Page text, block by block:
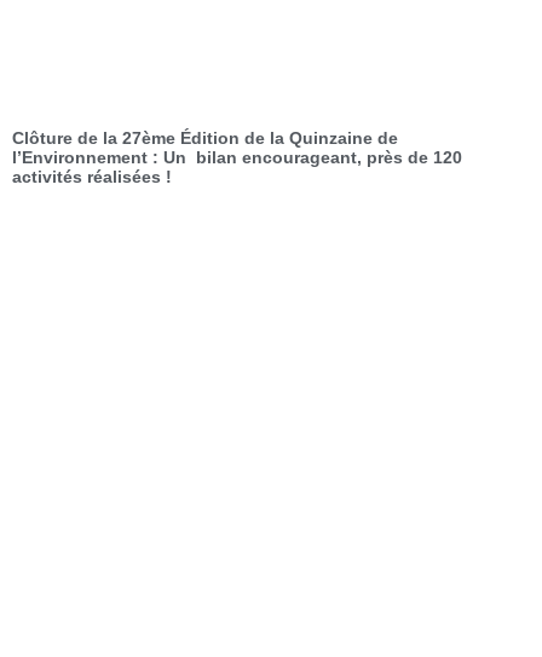
Clôture de la 27ème Édition de la Quinzaine de
l’Environnement : Un bilan encourageant, près de 120
activités réalisées !